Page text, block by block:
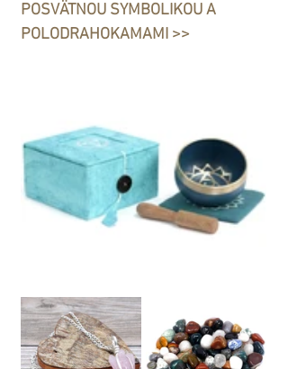
POSVÄTNOU SYMBOLIKOU A
POLODRAHOKAMAMI >>